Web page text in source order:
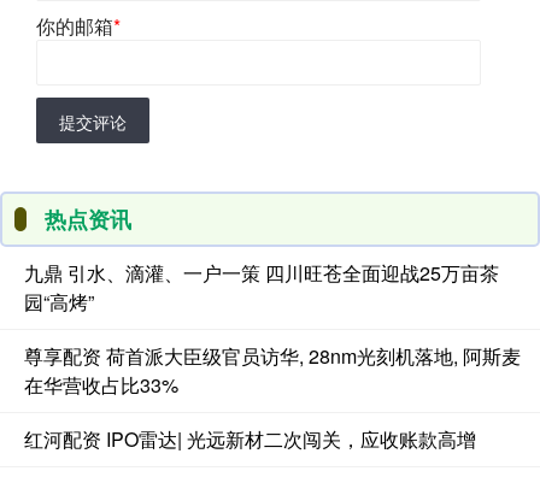
你的邮箱*
提交评论
热点资讯
九鼎 引水、滴灌、一户一策 四川旺苍全面迎战25万亩茶
园“高烤”
尊享配资 荷首派大臣级官员访华, 28nm光刻机落地, 阿斯麦
在华营收占比33%
红河配资 IPO雷达| 光远新材二次闯关，应收账款高增